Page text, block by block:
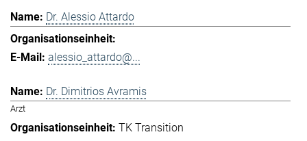
Dr. Alessio Attardo
alessio_attardo@...
Dr. Dimitrios Avramis
Arzt
TK Transition